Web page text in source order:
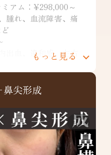
アム：¥298,000～
腫れ、血流障害、痛
出血、違和感、左右
もっと見る
尖形成
1/1